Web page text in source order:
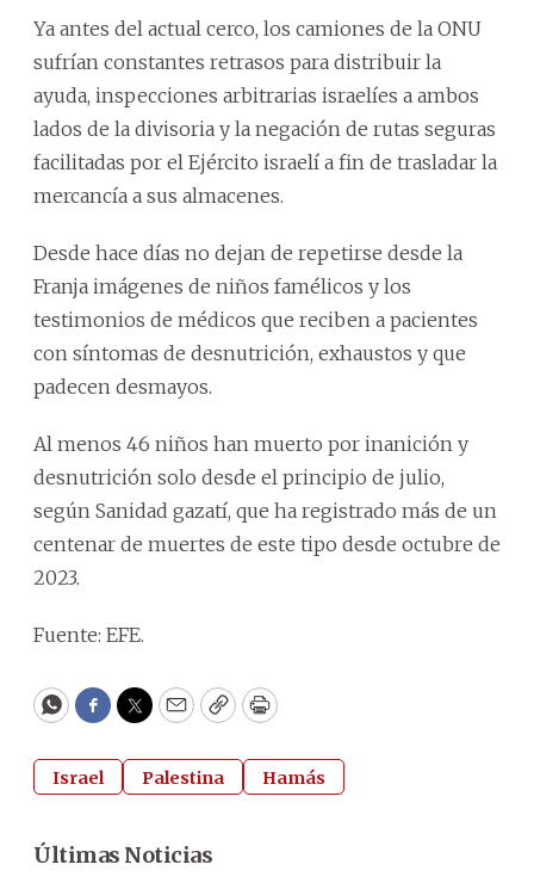
Ya antes del actual cerco, los camiones de la ONU
sufrían constantes retrasos para distribuir la
ayuda, inspecciones arbitrarias israelíes a ambos
lados de la divisoria y la negación de rutas seguras
facilitadas por el Ejército israelí a fin de trasladar la
mercancía a sus almacenes.
Desde hace días no dejan de repetirse desde la
Franja imágenes de niños famélicos y los
testimonios de médicos que reciben a pacientes
con síntomas de desnutrición, exhaustos y que
padecen desmayos.
Al menos 46 niños han muerto por inanición y
desnutrición solo desde el principio de julio,
según Sanidad gazatí, que ha registrado más de un
centenar de muertes de este tipo desde octubre de
2023.
Fuente: EFE.
WhatsApp
Facebook
Twitter
EmailCopyPrint
Israel Palestina Hamás
Últimas Noticias